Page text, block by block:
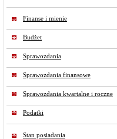
Finanse i mienie
Budżet
Sprawozdania
Sprawozdania finansowe
Sprawozdania kwartalne i roczne
Podatki
Stan posiadania